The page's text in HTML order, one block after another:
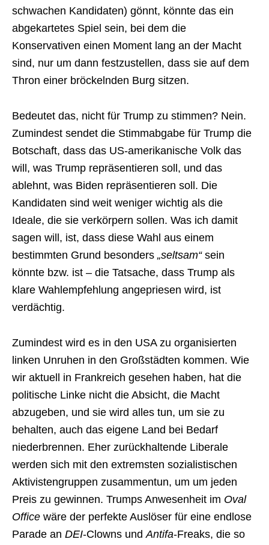
schwachen Kandidaten) gönnt, könnte das ein
abgekartetes Spiel sein, bei dem die
Konservativen einen Moment lang an der Macht
sind, nur um dann festzustellen, dass sie auf dem
Thron einer bröckelnden Burg sitzen.
Bedeutet das, nicht für Trump zu stimmen? Nein.
Zumindest sendet die Stimmabgabe für Trump die
Botschaft, dass das US-amerikanische Volk das
will, was Trump repräsentieren soll, und das
ablehnt, was Biden repräsentieren soll. Die
Kandidaten sind weit weniger wichtig als die
Ideale, die sie verkörpern sollen. Was ich damit
sagen will, ist, dass diese Wahl aus einem
bestimmten Grund besonders „seltsam“sein
könnte bzw. ist – die Tatsache, dass Trump als
klare Wahlempfehlung angepriesen wird, ist
verdächtig.
Zumindest wird es in den USA zu organisierten
linken Unruhen in den Großstädten kommen. Wie
wir aktuell in Frankreich gesehen haben, hat die
politische Linke nicht die Absicht, die Macht
abzugeben, und sie wird alles tun, um sie zu
behalten, auch das eigene Land bei Bedarf
niederbrennen. Eher zurückhaltende Liberale
werden sich mit den extremsten sozialistischen
Aktivistengruppen zusammentun, um um jeden
Preis zu gewinnen. Trumps Anwesenheit im Oval
Office wäre der perfekte Auslöser für eine endlose
Parade an DEI-Clowns undAntifa-Freaks, die so